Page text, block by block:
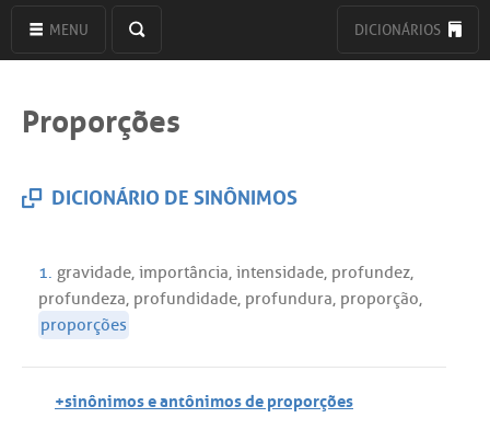
MENU DICIONÁRIOS
Proporções
DICIONÁRIO DE SINÔNIMOS
1. gravidade, importância, intensidade, profundez,
profundeza, profundidade, profundura, proporção,
proporções
+sinônimos e antônimos de proporções